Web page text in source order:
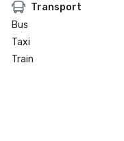
Transport
Bus
Taxi
Train